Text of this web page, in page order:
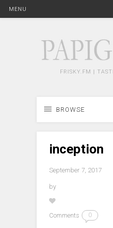
MENU
FRISKY.FM |
BROWSE
inception
September 7, 2017
by
Comments 0